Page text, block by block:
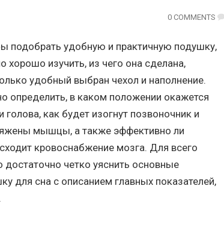
0 COMMENTS
подобрать удобную и практичную подушку,
хорошо изучить, из чего она сделана,
удобный выбран чехол и наполнение.
определить, в каком положении окажется
голова, как будет изогнут позвоночник и
мышцы, а также эффективно ли
кровоснабжение мозга. Для всего
достаточно четко уяснить основные
для сна с описанием главных показателей,